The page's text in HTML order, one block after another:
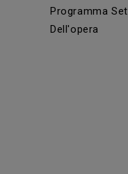
Programma
Dell'opera